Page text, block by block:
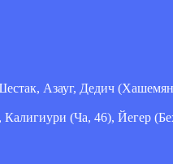
Азауг, Дедич
(Ча, 46), Йегер